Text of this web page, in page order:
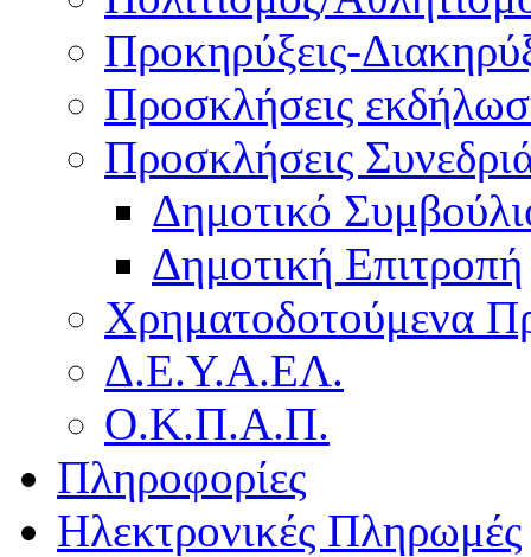
Προκηρύξεις-
Προσκλήσεις
Προσκλήσεις
Δημοτικό
Δημοτική Επιτροπή
Χρηματοδοτούμενα
Δ.Ε.Υ.Α.ΕΛ.
Ο.Κ.Π.Α.Π.
Πληροφορίες
Ηλεκτρονικές Πληρωμές